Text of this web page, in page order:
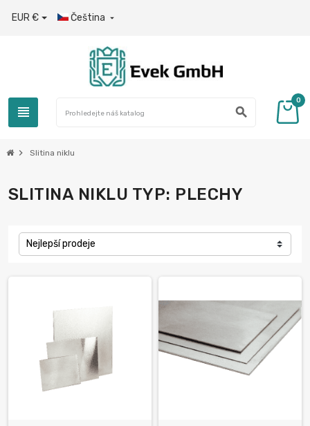
EUR € Čeština 
view_headline search
0
chevron_right Slitina niklu
SLITINA NIKLU TYP: PLECHY
Nejlepší prodeje